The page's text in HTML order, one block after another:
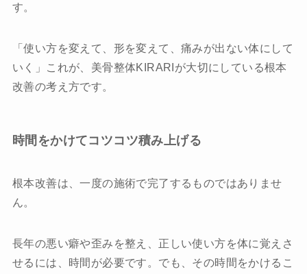
す。
「使い方を変えて、形を変えて、痛みが出ない体にして
いく」これが、美骨整体KIRARIが大切にしている根本
改善の考え方です。
時間をかけてコツコツ積み上げる
根本改善は、一度の施術で完了するものではありませ
ん。
長年の悪い癖や歪みを整え、正しい使い方を体に覚えさ
せるには、時間が必要です。でも、その時間をかけるこ